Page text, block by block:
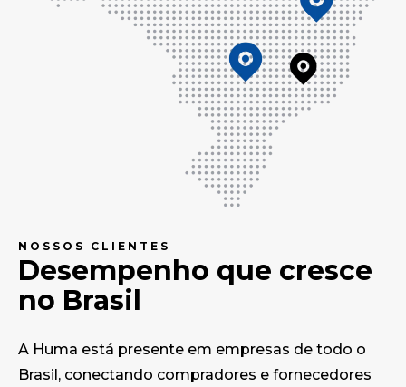
NOSSOS CLIENTES
Desempenho que cresce
no Brasil
A Huma está presente em empresas de todo o
Brasil, conectando compradores e fornecedores